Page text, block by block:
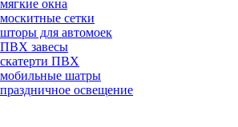
окна
сетки
для автомоек
завесы
ПВХ
шатры
освещение